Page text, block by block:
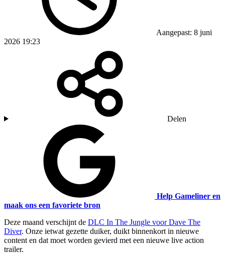
Aangepast: 8 juni
2026 19:23
Delen
Help Gameliner en
maak ons een favoriete bron
Deze maand verschijnt de DLC In The Jungle voor Dave The
Diver. Onze ietwat gezette duiker, duikt binnenkort in nieuwe
content en dat moet worden gevierd met een nieuwe live action
trailer.